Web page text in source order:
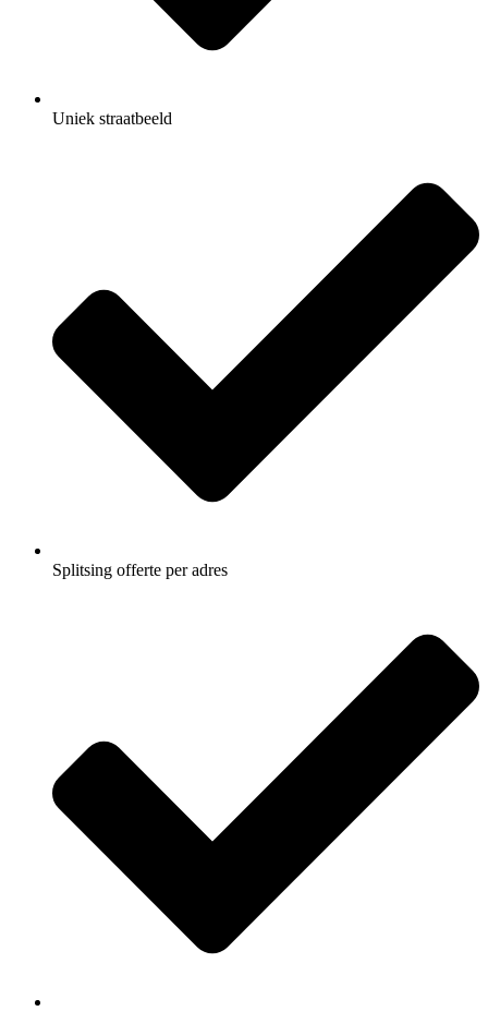
Uniek straatbeeld
Splitsing offerte per adres